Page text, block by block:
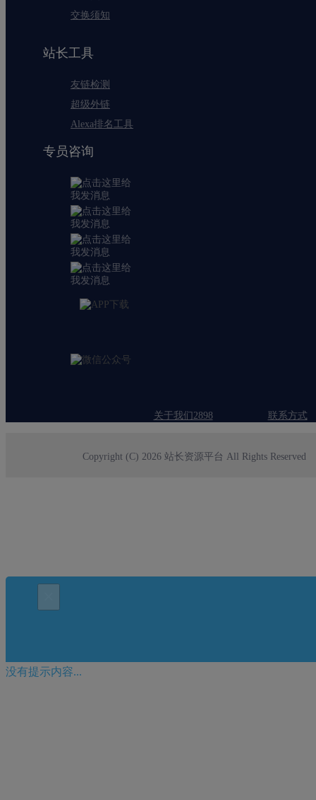
交换须知
站长工具
友链检测
超级外链
Alexa排名工具
专员咨询
关于我们2898 联系方式
Copyright (C) 2026 站长资源平台 All Rights Reserved
没有提示内容...